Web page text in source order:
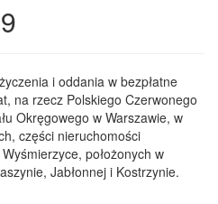
i oddania w bezpłatne
na rzecz Polskiego Czerwonego
Okręgowego w Warszawie, w
części nieruchomości
położonych w
Jabłonnej i Kostrzynie.